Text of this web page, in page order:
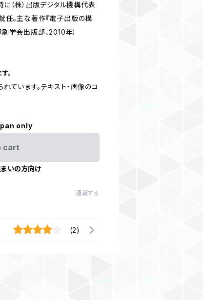
（株）出版デジタル機構代表
任。主な著作『電子出版の構
学会出版部、2010年）
。
ています。テキスト・画像のコ
only
cart
いの方向け
通報する
(2)